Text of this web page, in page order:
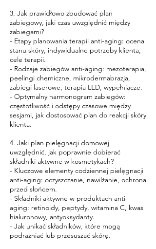
3. Jak prawidłowo zbudować plan
zabiegowy, jaki czas uwzględnić między
zabiegami?
- Etapy planowania terapii anti-aging: ocena
stanu skóry, indywidualne potrzeby klienta,
cele terapii.
- Rodzaje zabiegów anti-aging: mezoterapia,
peelingi chemiczne, mikrodermabrazja,
zabiegi laserowe, terapia LED, wypełniacze.
- Optymalny harmonogram zabiegów:
częstotliwość i odstępy czasowe między
sesjami, jak dostosować plan do reakcji skóry
klienta.
4. Jaki plan pielęgnacji domowej
uwzględnić, jak poprawnie dobierać
składniki aktywne w kosmetykach?
- Kluczowe elementy codziennej pielęgnacji
anti-aging: oczyszczanie, nawilżanie, ochrona
przed słońcem.
- Składniki aktywne w produktach anti-
aging: retinoidy, peptydy, witamina C, kwas
hialuronowy, antyoksydanty.
- Jak unikać składników, które mogą
podrażniać lub przesuszać skórę.